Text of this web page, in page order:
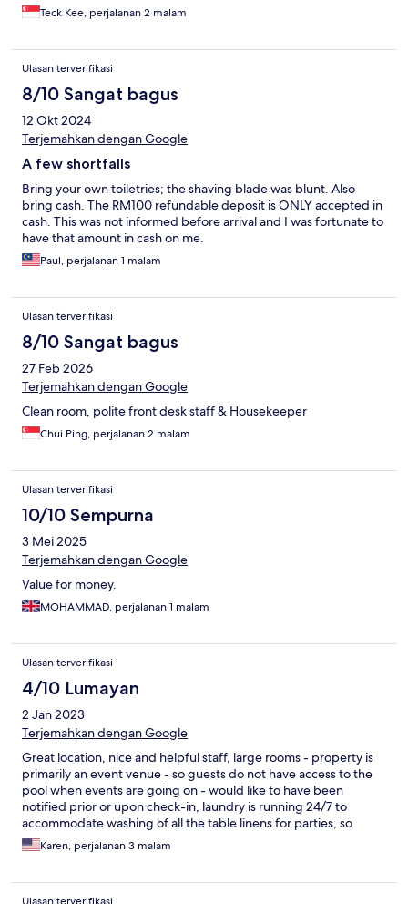
Teck Kee, perjalanan 2 malam
Ulasan terverifikasi
8/10 Sangat bagus
12 Okt 2024
Terjemahkan dengan Google
A few shortfalls
Bring your own toiletries; the shaving blade was blunt. Also
bring cash. The RM100 refundable deposit is ONLY accepted in
cash. This was not informed before arrival and I was fortunate to
have that amount in cash on me.
Paul, perjalanan 1 malam
Ulasan terverifikasi
8/10 Sangat bagus
27 Feb 2026
Terjemahkan dengan Google
Clean room, polite front desk staff & Housekeeper
Chui Ping, perjalanan 2 malam
Ulasan terverifikasi
10/10 Sempurna
3 Mei 2025
Terjemahkan dengan Google
Value for money.
MOHAMMAD, perjalanan 1 malam
Ulasan terverifikasi
4/10 Lumayan
2 Jan 2023
Terjemahkan dengan Google
Great location, nice and helpful staff, large rooms - property is
primarily an event venue - so guests do not have access to the
pool when events are going on - would like to have been
notified prior or upon check-in, laundry is running 24/7 to
accommodate washing of all the table linens for parties, so
unless you have ear plugs, hard to sleep, plus hard to sleep if
events are going on late - one of the events had guests partying
music, etc. was still going on when we left at 8am for our outings
Karen, perjalanan 3 malam